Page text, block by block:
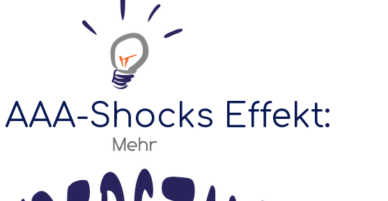
Shocks Effekt: